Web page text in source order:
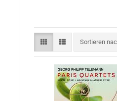
Sortieren
Sortieren